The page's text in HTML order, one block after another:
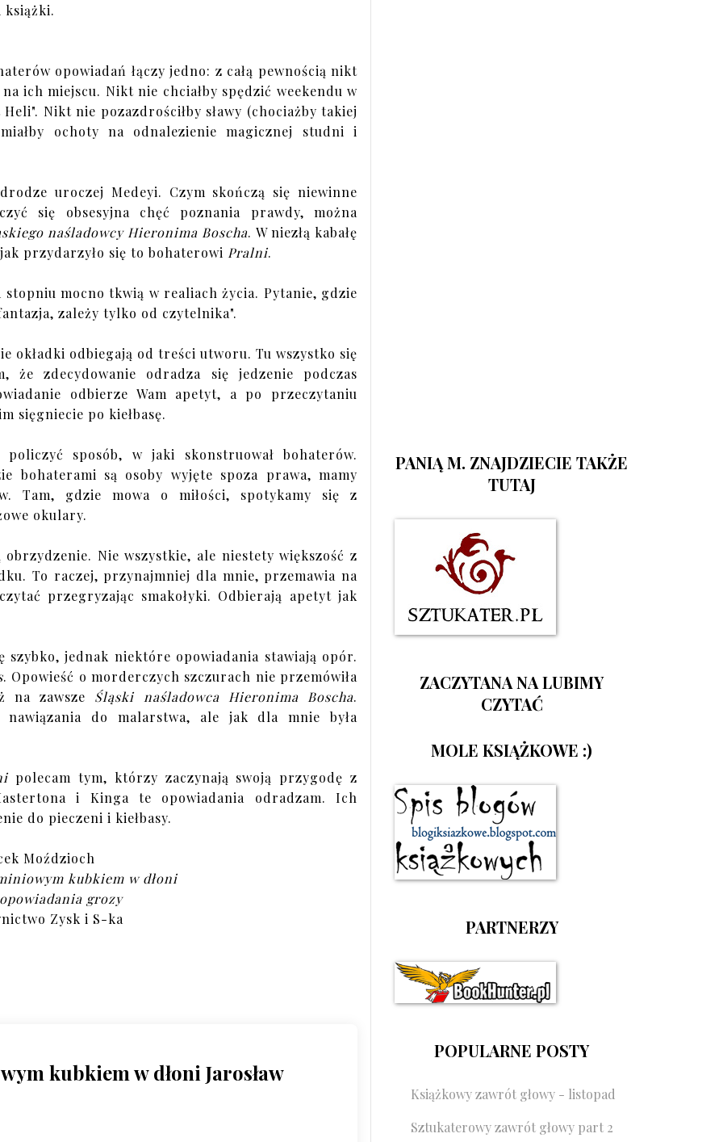
książki.
opowiadań łączy jedno: z całą pewnością nikt
ich miejscu. Nikt nie chciałby spędzić weekendu w
Nikt nie pozazdrościłby sławy (chociażby takiej
ochoty na odnalezienie magicznej studni i
uroczej Medeyi. Czym skończą się niewinne
się obsesyjna chęć poznania prawdy, można
naśladowcy Hieronima Boscha. W niezłą kabałę
przydarzyło się to bohaterowi Pralni.
mocno tkwią w realiach życia. Pytanie, gdzie
zależy tylko od czytelnika".
okładki odbiegają od treści utworu. Tu wszystko się
że zdecydowanie odradza się jedzenie podczas
odbierze Wam apetyt, a po przeczytaniu
sięgniecie po kiełbasę.
sposób, w jaki skonstruował bohaterów.
bohaterami są osoby wyjęte spoza prawa, mamy
Tam, gdzie mowa o miłości, spotykamy się z
okulary.
Nie wszystkie, ale niestety większość z
To raczej, przynajmniej dla mnie, przemawia na
przegryzając smakołyki. Odbierają apetyt jak
szybko, jednak niektóre opowiadania stawiają opór.
. Opowieść o morderczych szczurach nie przemówiła
na zawsze Śląski naśladowca Hieronima Boscha.
nawiązania do malarstwa, ale jak dla mnie była
polecam tym, którzy zaczynają swoją przygodę z
i Kinga te opowiadania odradzam. Ich
do pieczeni i kiełbasy.
Moździoch
kubkiem w dłoni
grozy
Zysk i S-ka
PANIĄ M. ZNAJDZIECIE TAKŻE
TUTAJ
ZACZYTANA NA LUBIMY
CZYTAĆ
MOLE KSIĄŻKOWE :)
PARTNERZY
POPULARNE POSTY
Książkowy zawrót głowy - listopad
Sztukaterowy zawrót głowy part 2